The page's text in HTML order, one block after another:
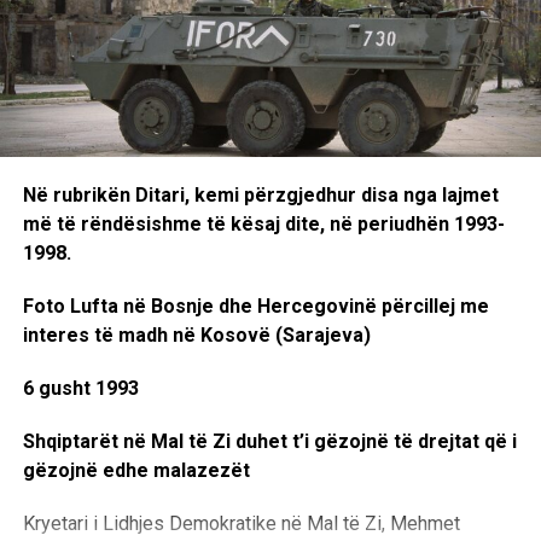
Ndërkohë, aktgjykimi në rastin kryesor ndaj Hashim Thaçit,
Kadri Veselit, Jakup Krasniqit dhe Rexhep Selimit, të
akuzuar për krime lufte dhe krime kundër njerëzimit, pritet
të shpallet më 16 shtator.
Ata akuzohen për vrasje, torturë, përndjekje dhe vepra të
tjera që pretendohet se janë kryer gjatë luftës në Kosovë
në vitet 1998–1999. Të katërtit i kanë mohuar të gjitha
lidhen me rreth 155 viktima.
dhe të dënohet me nga 45 vjet burgim.
Gjatë procesit, mbi 130 dëshmitarë kanë dëshmuar para
trupit gjykues, ndërsa janë pranuar edhe 160 deklarata me
shkurt, ndërsa të akuzuarit ndodhen në paraburgim në
Në rubrikën Ditari, kemi përzgjedhur disa nga lajmet
më të rëndësishme të kësaj dite, në periudhën 1993-
1998.
Foto Lufta në Bosnje dhe Hercegovinë përcillej me
interes të madh në Kosovë (Sarajeva)
6 gusht 1993
Shqiptarët në Mal të Zi duhet t’i gëzojnë të drejtat që i
gëzojnë edhe malazezët
Kryetari i Lidhjes Demokratike në Mal të Zi, Mehmet